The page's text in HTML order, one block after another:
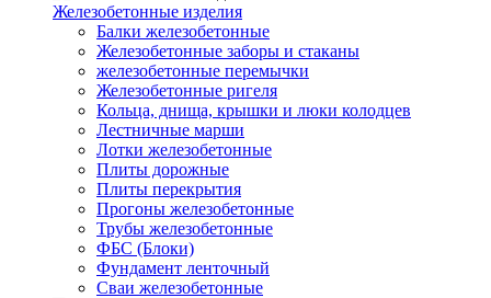
Железобетонные изделия
Балки железобетонные
Железобетонные заборы и стаканы
железобетонные перемычки
Железобетонные ригеля
Кольца, днища, крышки и люки колодцев
Лестничные марши
Лотки железобетонные
Плиты дорожные
Плиты перекрытия
Прогоны железобетонные
Трубы железобетонные
ФБС (Блоки)
Фундамент ленточный
Сваи железобетонные